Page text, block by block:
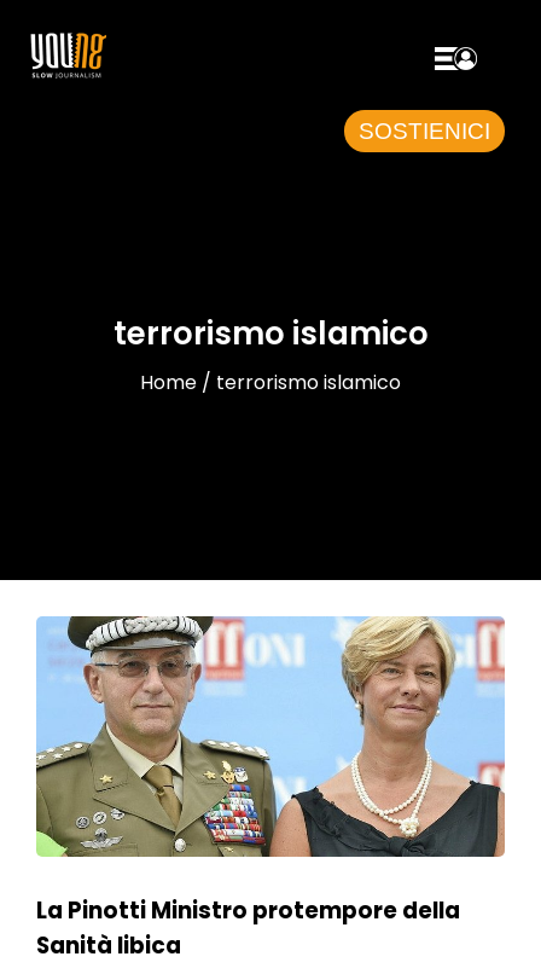
SOSTIENICI
terrorismo islamico
Home / terrorismo islamico
La Pinotti Ministro protempore della
Sanità libica